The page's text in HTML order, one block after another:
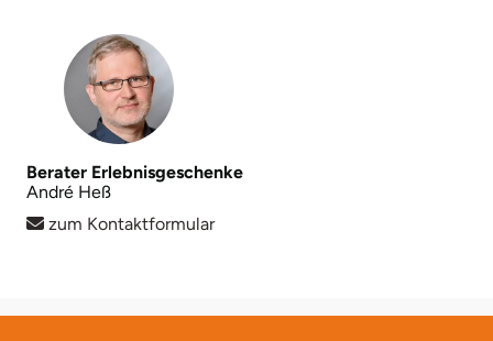
Berater Erlebnisgeschenke
André Heß
zum Kontaktformular
Münster
Neckarsulm